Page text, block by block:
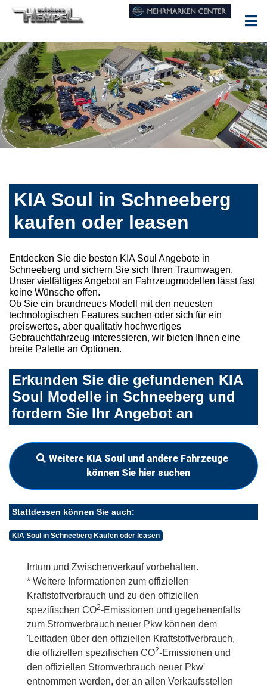
KIA Soul in Schneeberg
kaufen oder leasen
Entdecken Sie die besten KIA Soul Angebote in
Schneeberg und sichern Sie sich Ihren Traumwagen.
Unser vielfältiges Angebot an Fahrzeugmodellen lässt fast
keine Wünsche offen.
Ob Sie ein brandneues Modell mit den neuesten
technologischen Features suchen oder sich für ein
preiswertes, aber qualitativ hochwertiges
Gebrauchtfahrzeug interessieren, wir bieten Ihnen eine
breite Palette an Optionen.
Erkunden Sie die gefundenen KIA
Soul Modelle in Schneeberg und
fordern Sie Ihr Angebot an
Weitere KIA Soul und andere Fahrzeuge
können Sie hier suchen
Stattdessen können Sie auch:
KIA Soul in Schneeberg Kaufen oder leasen
Irrtum und Zwischenverkauf vorbehalten.
* Weitere Informationen zum offiziellen
Kraftstoffverbrauch und zu den offiziellen
spezifischen CO2-Emissionen und gegebenenfalls
zum Stromverbrauch neuer Pkw können dem
'Leitfaden über den offiziellen Kraftstoffverbrauch,
die offiziellen spezifischen CO2-Emissionen und
den offiziellen Stromverbrauch neuer Pkw'
entnommen werden, der an allen Verkaufsstellen